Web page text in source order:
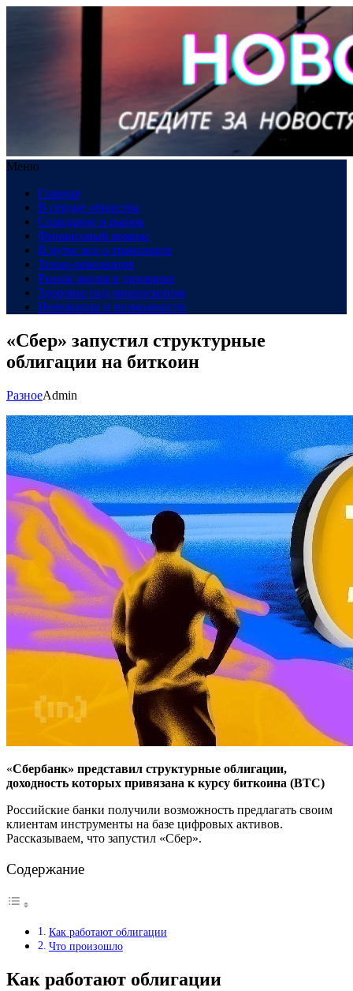
Меню
Главная
В сердце общества
Созидание и рынок
Финансовый компас
В пути: все о транспорте
Техно-революция
Рынок жилья в динамике
Здоровье под микроскопом
Инновации и возможности
«Сбер» запустил структурные
облигации на биткоин
РазноеAdmin
«Сбербанк» представил структурные облигации,
доходность которых привязана к курсу биткоина (BTC)
Российские банки получили возможность предлагать своим
клиентам инструменты на базе цифровых активов.
Рассказываем, что запустил «Сбер».
Содержание
Как работают облигации
Что произошло
Как работают облигации